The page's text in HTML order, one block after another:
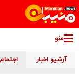
منو
آرشیو اخبار